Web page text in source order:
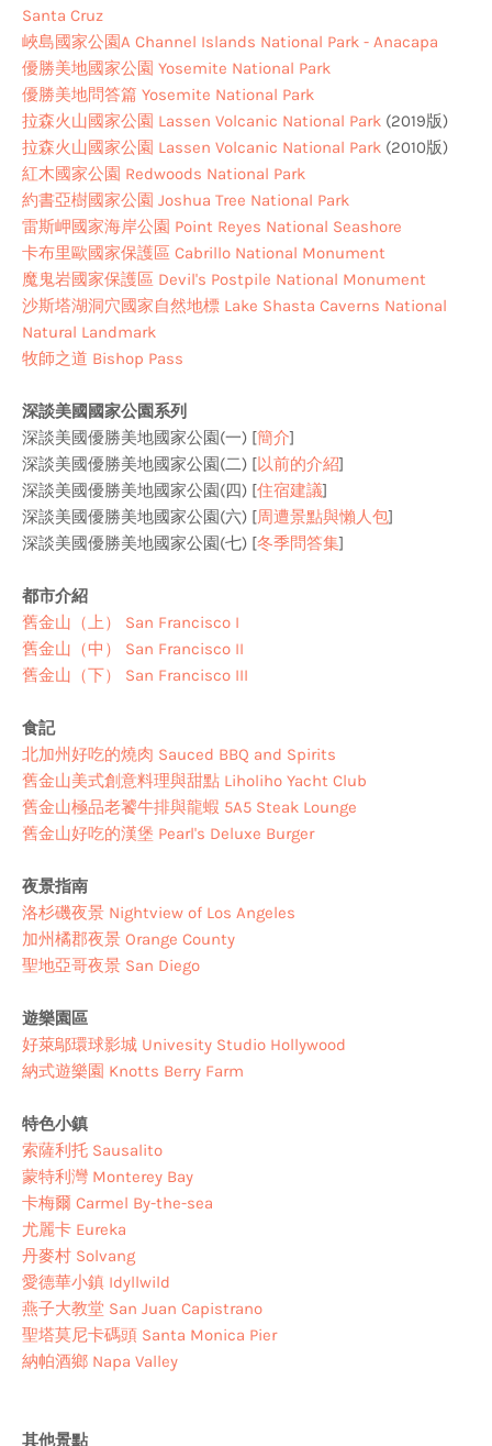
Santa Cruz
峽島國家公園A Channel Islands National Park - Anacapa
優勝美地國家公園 Yosemite National Park
優勝美地問答篇 Yosemite National Park
拉森火山國家公園 Lassen Volcanic National Park (2019版)
拉森火山國家公園 Lassen Volcanic National Park (2010版)
紅木國家公園 Redwoods National Park
約書亞樹國家公園 Joshua Tree National Park
雷斯岬國家海岸公園 Point Reyes National Seashore
卡布里歐國家保護區 Cabrillo National Monument
魔鬼岩國家保護區 Devil's Postpile National Monument
沙斯塔湖洞穴國家自然地標 Lake Shasta Caverns National
Natural Landmark
牧師之道 Bishop Pass
深談美國國家公園系列
深談美國優勝美地國家公園(一) [簡介]
深談美國優勝美地國家公園(二) [以前的介紹]
深談美國優勝美地國家公園(四) [住宿建議]
深談美國優勝美地國家公園(六) [周遭景點與懶人包]
深談美國優勝美地國家公園(七) [冬季問答集]
都市介紹
舊金山（上） San Francisco I
舊金山（中） San Francisco II
舊金山（下） San Francisco III
食記
北加州好吃的燒肉 Sauced BBQ and Spirits
舊金山美式創意料理與甜點 Liholiho Yacht Club
舊金山極品老饕牛排與龍蝦 5A5 Steak Lounge
舊金山好吃的漢堡 Pearl's Deluxe Burger
夜景指南
洛杉磯夜景 Nightview of Los Angeles
加州橘郡夜景 Orange County
聖地亞哥夜景 San Diego
遊樂園區
好萊鄔環球影城 Univesity Studio Hollywood
納式遊樂園 Knotts Berry Farm
特色小鎮
索薩利托 Sausalito
蒙特利灣 Monterey Bay
卡梅爾 Carmel By-the-sea
尤麗卡 Eureka
丹麥村 Solvang
愛德華小鎮 Idyllwild
燕子大教堂 San Juan Capistrano
聖塔莫尼卡碼頭 Santa Monica Pier
納帕酒鄉 Napa Valley
其他景點